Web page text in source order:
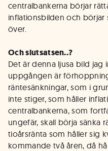
centralbankerna börjar
inflationsbilden och börjar
över.
Och slutsatsen..?
Det är denna ljusa bild jag
uppgången är
räntesänkningar, som i
inte stiger, som håller
centralbankerna, som
ungefär, skall börja sänka
tioårsränta som håller sig
kommande två åren, då